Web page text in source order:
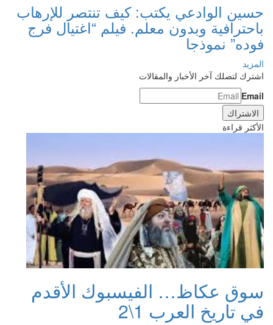
حسين الوادعي يكتب: كيف تنتصر للإرهاب
باحترافية وبدون معلم. فيلم “اغتيال فرج
فوده” نموذجا
المزيد
اشترك لتصلك آخر الأخبار والمقالات
Email
الأكثر قراءة
سوق عكاظ… الفيسبوك الأقدم
في تاريخ العرب 1\2